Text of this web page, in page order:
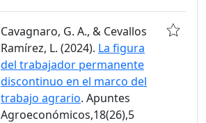
Cavagnaro, G. A., & Cevallos
Ramírez, L. (2024). La figura
del trabajador permanente
discontinuo en el marco del
trabajo agrario. Apuntes
Agroeconómicos,18(26),5